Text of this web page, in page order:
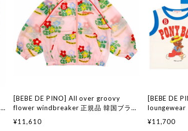
[BEBE DE PINO] All over groovy
flower windbreaker 正規品 韓国ブラン
ベベドピノ bebedepino 日本 店舗 韓国
¥11,610
[BEBE DE
loungewear
ベドピノ
¥11,700